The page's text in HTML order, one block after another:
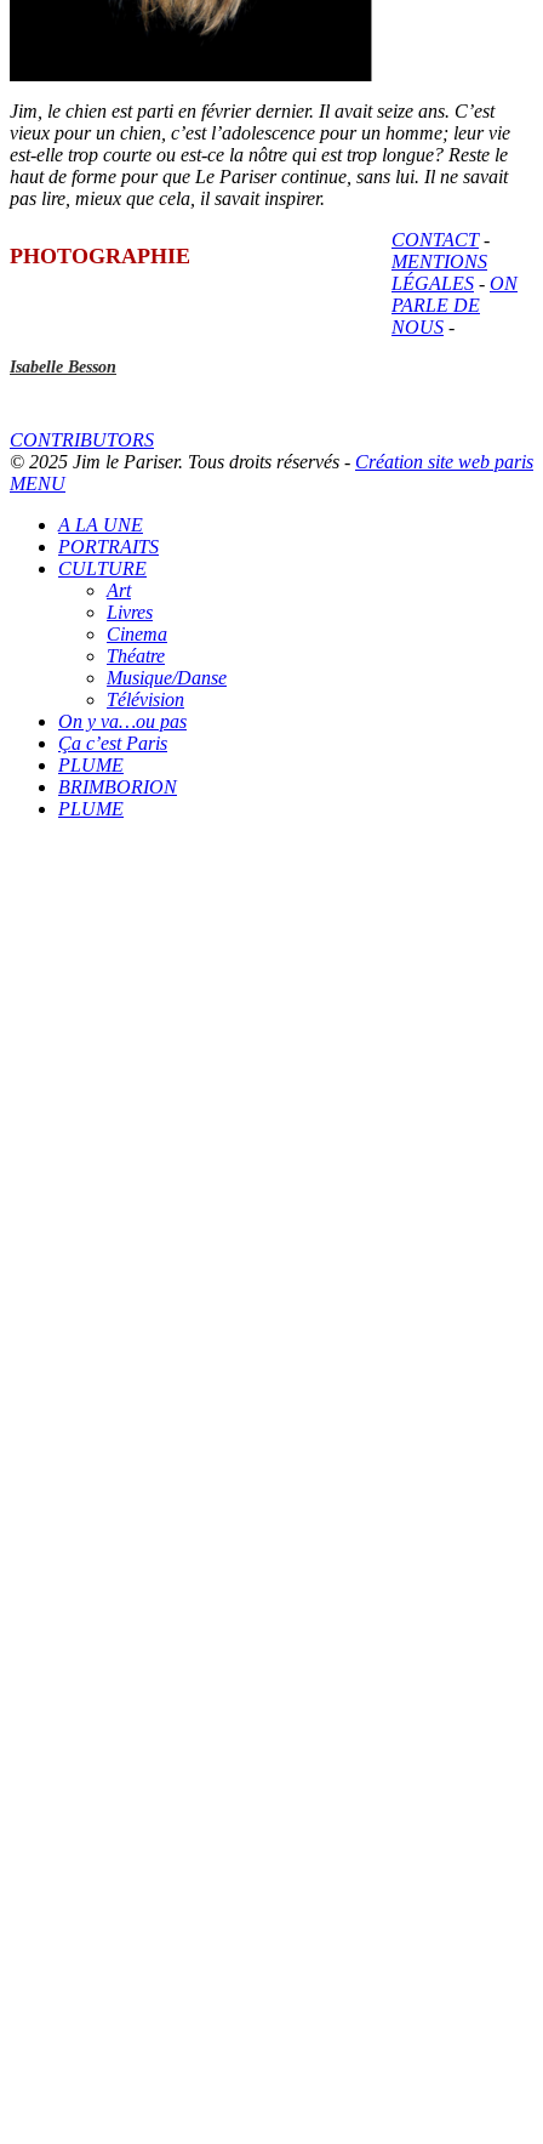
Jim, le chien est parti en février dernier. Il avait seize ans. C’est
vieux pour un chien, c’est l’adolescence pour un homme; leur vie
est-elle trop courte ou est-ce la nôtre qui est trop longue? Reste le
haut de forme pour que Le Pariser continue, sans lui. Il ne savait
pas lire, mieux que cela, il savait inspirer.
PHOTOGRAPHIE
Isabelle Besson
CONTACT-
MENTIONS
LÉGALES - ON
PARLE DE
NOUS -
CONTRIBUTORS
© 2025 Jim le Pariser. Tous droits réservés - Création site web paris
MENU
A LA UNE
PORTRAITS
CULTURE
Art
Livres
Cinema
Théatre
Musique/Danse
Télévision
On y va…ou pas
Ça c’est Paris
PLUME
BRIMBORION
PLUME